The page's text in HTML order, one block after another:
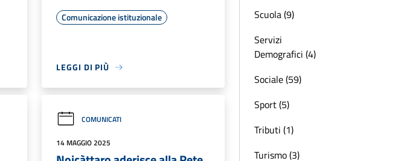
Comunicazione istituzionale
LEGGI DI PIÙ
COMUNICATI
14 MAGGIO 2025
Scuola (9)
Servizi
Demografici (4)
Sociale (59)
Sport (5)
Tributi (1)
Turismo (3)